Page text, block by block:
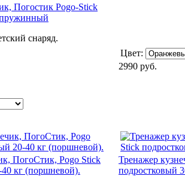
Погостик Pogo-Stick
пружинный
снаряд.
Цвет:
2990 руб.
ПогоСтик, Pogo Stick
кг (поршневой).
Тренажер
подростковый